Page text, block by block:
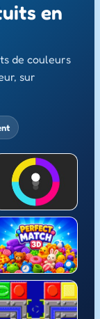
en
de couleurs
sur